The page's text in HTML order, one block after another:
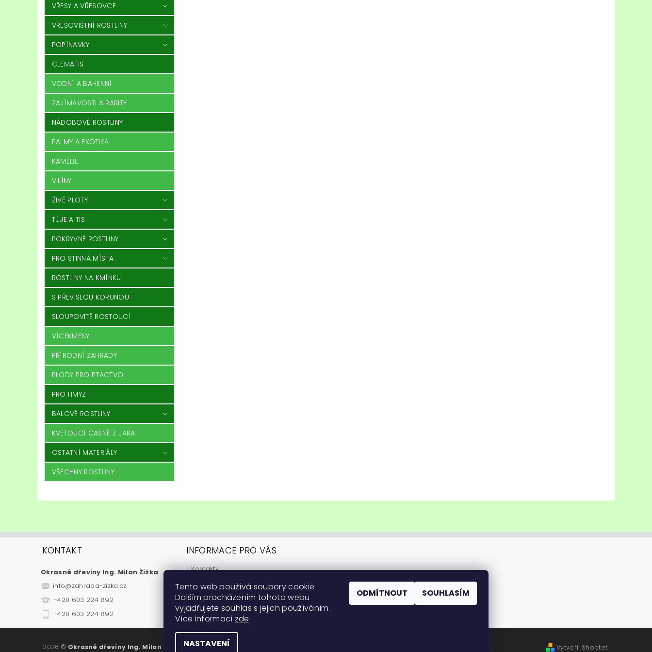
VŘESY A VŘESOVCE
VŘESOVIŠTNÍ ROSTLINY
POPÍNAVKY
CLEMATIS
VODNÍ A BAHENNÍ
ZAJÍMAVOSTI A RARITY
NÁDOBOVÉ ROSTLINY
PALMY A EXOTIKA
KAMÉLIE
VILÍNY
ŽIVÉ PLOTY
TÚJE A TIS
POKRYVNÉ ROSTLINY
PRO STINNÁ MÍSTA
ROSTLINY NA KMÍNKU
S PŘEVISLOU KORUNOU
SLOUPOVITĚ ROSTOUCÍ
VÍCEKMENY
PŘÍRODNÍ ZAHRADY
PLODY PRO PTACTVO
PRO HMYZ
BALOVÉ ROSTLINY
KVETOUCÍ ČASNĚ Z JARA
OSTATNÍ MATERIÁLY
VŠECHNY ROSTLINY
KONTAKT
Okrasné dřeviny Ing. Milan Žižka
info@zahrada-zizka.cz
+420 603 224 892
+420 603 224 892
INFORMACE PRO VÁS
Kontakty
Obchodní podmínky
Podmínky ochrany osobních údajů
Fytosanitární informace
Návody na pěstování
2026 © Okrasné dřeviny Ing. Milan Žižka , všechna práva vyhrazena Vytvořil Shoptet
Tento web používá soubory cookie.
Dalším procházením tohoto webu
vyjadřujete souhlas s jejich používáním..
Více informací zde.
NASTAVENÍ
ODMÍTNOUT SOUHLASÍM